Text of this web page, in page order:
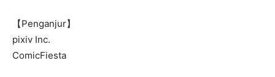
【Penganjur】
pixiv Inc.
ComicFiesta